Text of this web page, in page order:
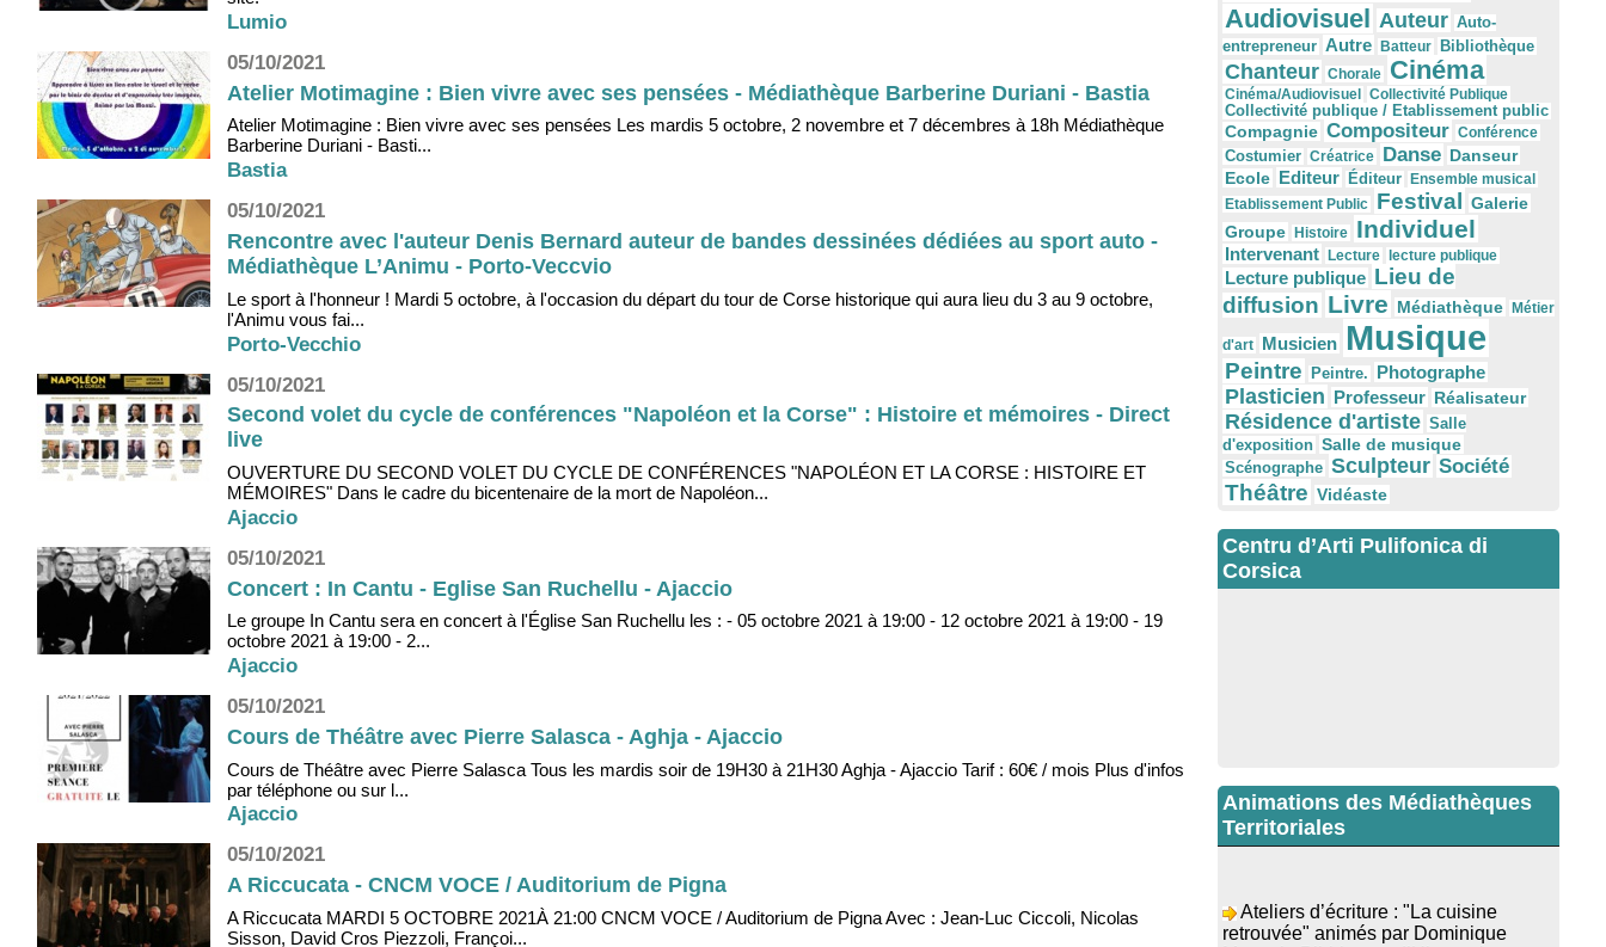
Lumio
05/10/2021
Atelier Motimagine : Bien vivre avec ses pensées - Médiathèque Barberine Duriani - Bastia
Atelier Motimagine : Bien vivre avec ses pensées Les mardis 5 octobre, 2 novembre et 7 décembres à 18h Médiathèque
Barberine Duriani - Basti...
Bastia
05/10/2021
Rencontre avec l'auteur Denis Bernard auteur de bandes dessinées dédiées au sport auto -
Médiathèque L’Animu - Porto-Veccvio
Le sport à l'honneur ! Mardi 5 octobre, à l'occasion du départ du tour de Corse historique qui aura lieu du 3 au 9 octobre,
l'Animu vous fai...
Porto-Vecchio
05/10/2021
Second volet du cycle de conférences "Napoléon et la Corse" : Histoire et mémoires - Direct
live
OUVERTURE DU SECOND VOLET DU CYCLE DE CONFÉRENCES "NAPOLÉON ET LA CORSE : HISTOIRE ET
MÉMOIRES" Dans le cadre du bicentenaire de la mort de Napoléon...
Ajaccio
05/10/2021
Concert : In Cantu - Eglise San Ruchellu - Ajaccio
Le groupe In Cantu sera en concert à l'Église San Ruchellu les : - 05 octobre 2021 à 19:00 - 12 octobre 2021 à 19:00 - 19
octobre 2021 à 19:00 - 2...
Ajaccio
05/10/2021
Cours de Théâtre avec Pierre Salasca - Aghja - Ajaccio
Cours de Théâtre avec Pierre Salasca Tous les mardis soir de 19H30 à 21H30 Aghja - Ajaccio Tarif : 60€ / mois Plus d'infos
par téléphone ou sur l...
Ajaccio
05/10/2021
A Riccucata - CNCM VOCE / Auditorium de Pigna
A Riccucata MARDI 5 OCTOBRE 2021À 21:00 CNCM VOCE / Auditorium de Pigna Avec : Jean-Luc Ciccoli, Nicolas
Sisson, David Cros Piezzoli, Françoi...
Audiovisuel Auteur Auto-
entrepreneur Autre Batteur Bibliothèque
Chanteur Chorale Cinéma
Cinéma/Audiovisuel
Collectivité Publique
Collectivité publique / Etablissement public
Compagnie Compositeur Conférence
Costumier Créatrice Danse Danseur
Ecole Editeur Éditeur
Ensemble musical
Etablissement Public Festival Galerie
Groupe
Histoire Individuel
Intervenant Lecture lecture publique
Lecture publique Lieu de
diffusion Livre Médiathèque Métier
d'art Musicien Musique
Peintre Peintre. Photographe
Plasticien Professeur Réalisateur
Résidence d'artiste Salle
d'exposition Salle de musique
Scénographe Sculpteur Société
Théâtre Vidéaste
Centru d’Arti Pulifonica di
Corsica
Animations des Médiathèques
Territoriales
retrouvée" animés par Dominique
Memmi - Bibbiuteca d’Ulmetu /